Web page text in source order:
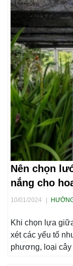
Nên chọn
nắng cho
10/01/2024
Khi chọn lựa
xét các yếu tố
phương, loại cây